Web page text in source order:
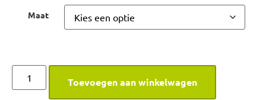
Maat
Toevoegen aan winkelwagen